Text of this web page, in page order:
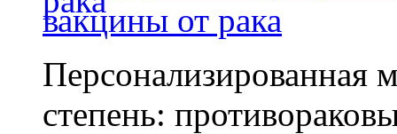
вакцины от рака
Персонализированная
степень: